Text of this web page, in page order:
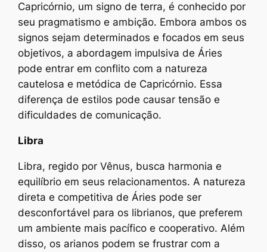
Capricórnio, um signo de terra, é conhecido por
seu pragmatismo e ambição. Embora ambos os
signos sejam determinados e focados em seus
objetivos, a abordagem impulsiva de Áries
pode entrar em conflito com a natureza
cautelosa e metódica de Capricórnio. Essa
diferença de estilos pode causar tensão e
dificuldades de comunicação.
Libra
Libra, regido por Vênus, busca harmonia e
equilíbrio em seus relacionamentos. A natureza
direta e competitiva de Áries pode ser
desconfortável para os librianos, que preferem
um ambiente mais pacífico e cooperativo. Além
disso, os arianos podem se frustrar com a